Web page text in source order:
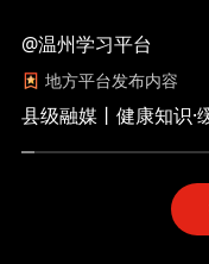
@温州学习平台
地方平台发布内容
县级融媒丨健康知识·